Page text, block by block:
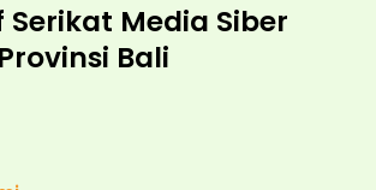
Media Siber
Bali